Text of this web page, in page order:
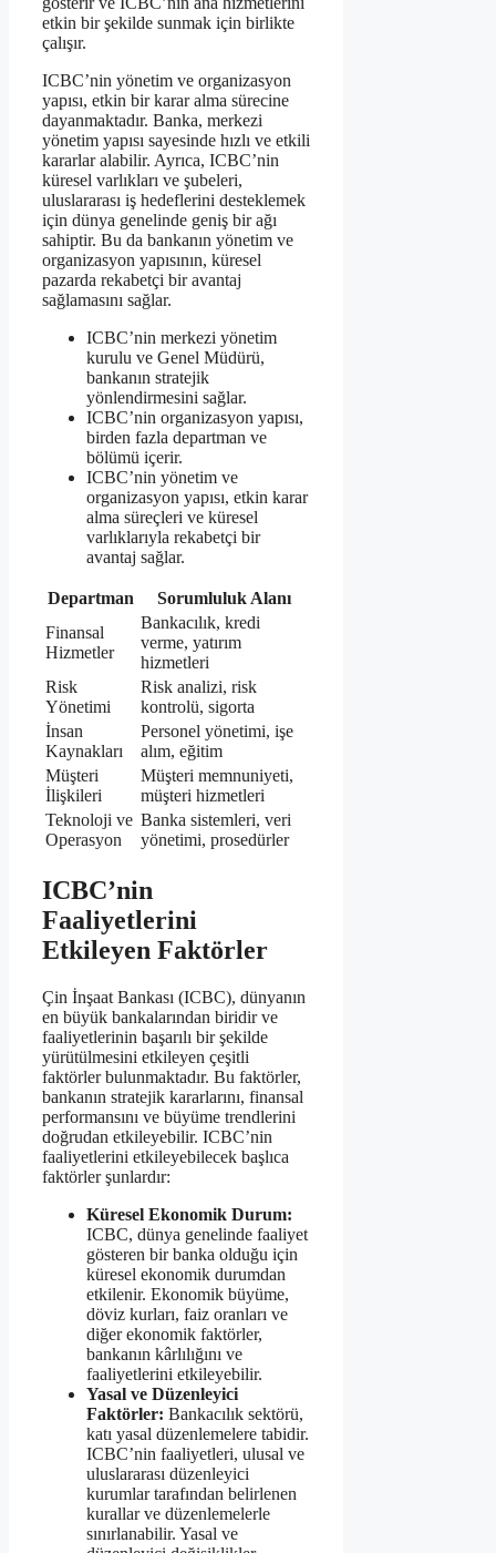
etkin bir şekilde sunmak için birlikte
çalışır.
ICBC’nin yönetim ve organizasyon
yapısı, etkin bir karar alma sürecine
dayanmaktadır. Banka, merkezi
yönetim yapısı sayesinde hızlı ve etkili
kararlar alabilir. Ayrıca, ICBC’nin
küresel varlıkları ve şubeleri,
uluslararası iş hedeflerini desteklemek
için dünya genelinde geniş bir ağı
sahiptir. Bu da bankanın yönetim ve
organizasyon yapısının, küresel
pazarda rekabetçi bir avantaj
sağlamasını sağlar.
ICBC’nin merkezi yönetim
kurulu ve Genel Müdürü,
bankanın stratejik
yönlendirmesini sağlar.
ICBC’nin organizasyon yapısı,
birden fazla departman ve
bölümü içerir.
ICBC’nin yönetim ve
organizasyon yapısı, etkin karar
alma süreçleri ve küresel
varlıklarıyla rekabetçi bir
avantaj sağlar.
Departman
Sorumluluk Alanı
Finansal
Hizmetler
Bankacılık, kredi
verme, yatırım
hizmetleri
Risk
Yönetimi
Risk analizi, risk
kontrolü, sigorta
İnsan
Kaynakları
Personel yönetimi, işe
alım, eğitim
Müşteri
İlişkileri
Müşteri memnuniyeti,
müşteri hizmetleri
Teknoloji ve
Operasyon
Banka sistemleri, veri
yönetimi, prosedürler
ICBC’nin
Faaliyetlerini
Etkileyen Faktörler
Çin İnşaat Bankası (ICBC), dünyanın
en büyük bankalarından biridir ve
faaliyetlerinin başarılı bir şekilde
yürütülmesini etkileyen çeşitli
faktörler bulunmaktadır. Bu faktörler,
bankanın stratejik kararlarını, finansal
performansını ve büyüme trendlerini
doğrudan etkileyebilir. ICBC’nin
faaliyetlerini etkileyebilecek başlıca
faktörler şunlardır:
Küresel Ekonomik Durum:
ICBC, dünya genelinde faaliyet
gösteren bir banka olduğu için
küresel ekonomik durumdan
etkilenir. Ekonomik büyüme,
döviz kurları, faiz oranları ve
diğer ekonomik faktörler,
bankanın kârlılığını ve
faaliyetlerini etkileyebilir.
Yasal ve Düzenleyici
Faktörler: Bankacılık sektörü,
katı yasal düzenlemelere tabidir.
ICBC’nin faaliyetleri, ulusal ve
uluslararası düzenleyici
kurumlar tarafından belirlenen
kurallar ve düzenlemelerle
sınırlanabilir. Yasal ve